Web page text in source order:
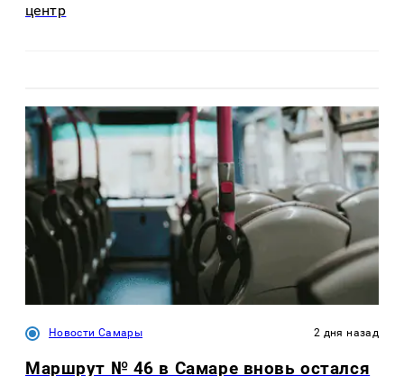
центр
Новости Самары 2 дня назад
Маршрут № 46 в Самаре вновь остался